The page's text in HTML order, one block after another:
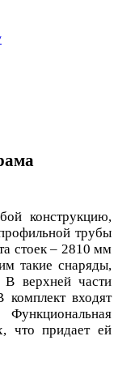
конструкцию,
трубы
стоек – 2810 мм
такие снаряды,
В верхней части
комплект входят
что придает ей